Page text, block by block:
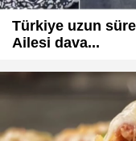
Türkiye uzun
Ailesi dava...